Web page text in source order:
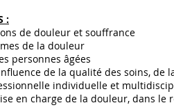
:
de douleur et souffrance
de la douleur
personnes âgées
de la qualité des soins, de
individuelle et
en charge de la douleur, dans le